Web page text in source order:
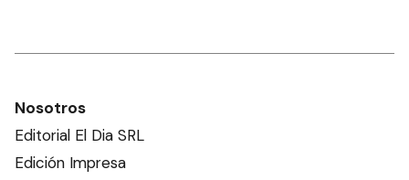
Nosotros
Editorial El Dia SRL
Edición Impresa